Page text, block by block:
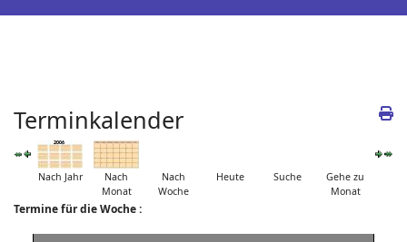
Terminkalender
Nach Jahr
Nach
Monat
Nach
Woche
Heute Suche
Gehe zu
Monat
Termine für die Woche :